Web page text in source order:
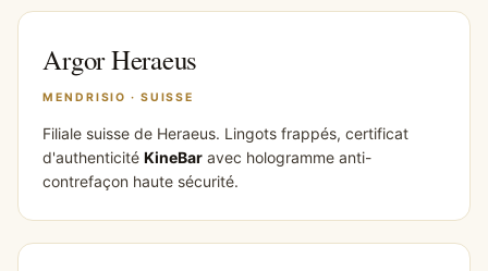
Argor Heraeus
MENDRISIO · SUISSE
Filiale suisse de Heraeus. Lingots frappés, certificat
d'authenticitéKineBar avec hologramme anti-
contrefaçon haute sécurité.